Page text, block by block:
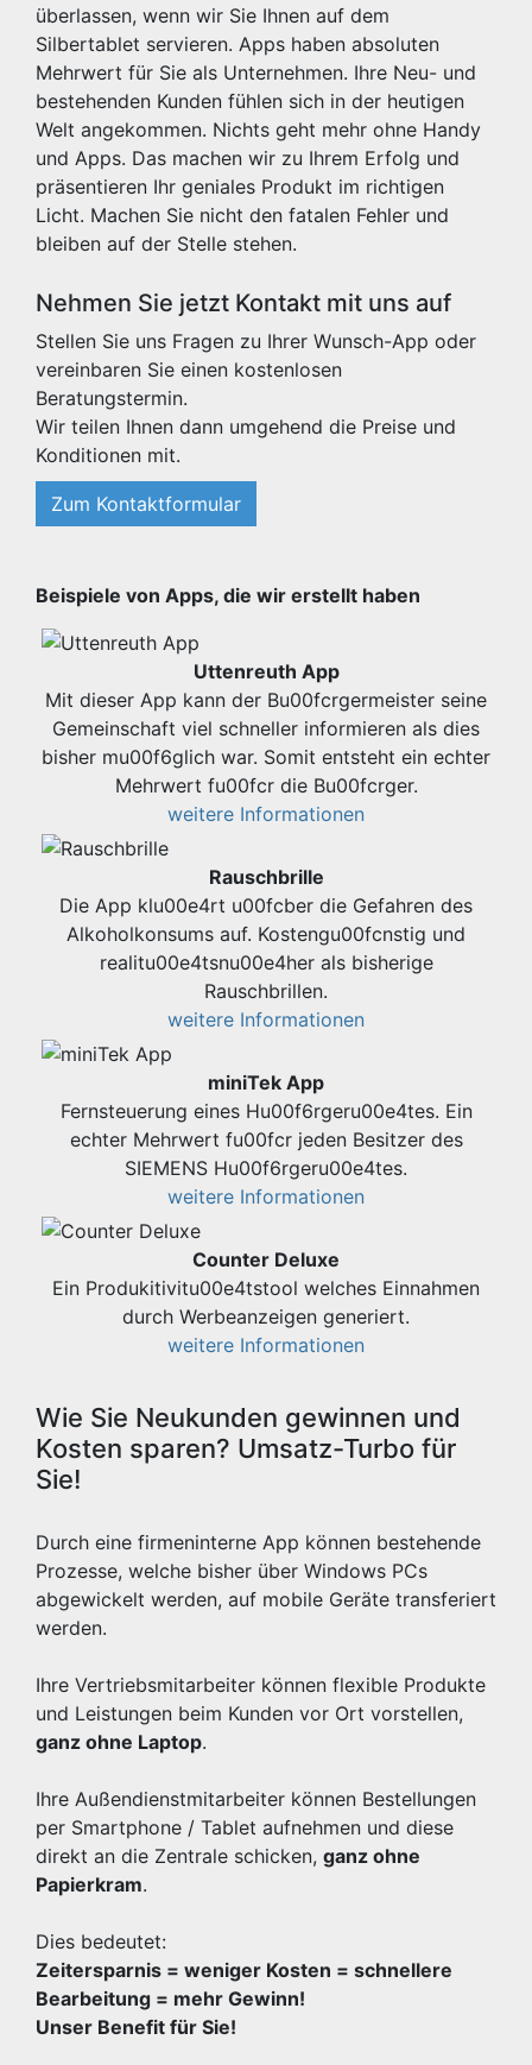
überlassen, wenn wir Sie Ihnen auf dem
Silbertablet servieren. Apps haben absoluten
Mehrwert für Sie als Unternehmen. Ihre Neu- und
bestehenden Kunden fühlen sich in der heutigen
Welt angekommen. Nichts geht mehr ohne Handy
und Apps. Das machen wir zu Ihrem Erfolg und
präsentieren Ihr geniales Produkt im richtigen
Licht. Machen Sie nicht den fatalen Fehler und
bleiben auf der Stelle stehen.
Nehmen Sie jetzt Kontakt mit uns auf
Stellen Sie uns Fragen zu Ihrer Wunsch-App oder
vereinbaren Sie einen kostenlosen
Beratungstermin.
Wir teilen Ihnen dann umgehend die Preise und
Konditionen mit.
Zum Kontaktformular
Beispiele von Apps, die wir erstellt haben
Uttenreuth App
Mit dieser App kann der Bu00fcrgermeister seine
Gemeinschaft viel schneller informieren als dies
bisher mu00f6glich war. Somit entsteht ein echter
Mehrwert fu00fcr die Bu00fcrger.
weitere Informationen
Rauschbrille
Die App klu00e4rt u00fcber die Gefahren des
Alkoholkonsums auf. Kostengu00fcnstig und
realitu00e4tsnu00e4her als bisherige
Rauschbrillen.
weitere Informationen
miniTek App
Fernsteuerung eines Hu00f6rgeru00e4tes. Ein
echter Mehrwert fu00fcr jeden Besitzer des
SIEMENS Hu00f6rgeru00e4tes.
weitere Informationen
Counter Deluxe
Ein Produkitivitu00e4tstool welches Einnahmen
durch Werbeanzeigen generiert.
weitere Informationen
Wie Sie Neukunden gewinnen und
Kosten sparen? Umsatz-Turbo für
Sie!
Durch eine firmeninterne App können bestehende
Prozesse, welche bisher über Windows PCs
abgewickelt werden, auf mobile Geräte transferiert
werden.
Ihre Vertriebsmitarbeiter können flexible Produkte
und Leistungen beim Kunden vor Ort vorstellen,
ganz ohne Laptop.
Ihre Außendienstmitarbeiter können Bestellungen
per Smartphone / Tablet aufnehmen und diese
direkt an die Zentrale schicken, ganz ohne
Papierkram.
Dies bedeutet:
Zeitersparnis = weniger Kosten = schnellere
Bearbeitung = mehr Gewinn!
Unser Benefit für Sie!